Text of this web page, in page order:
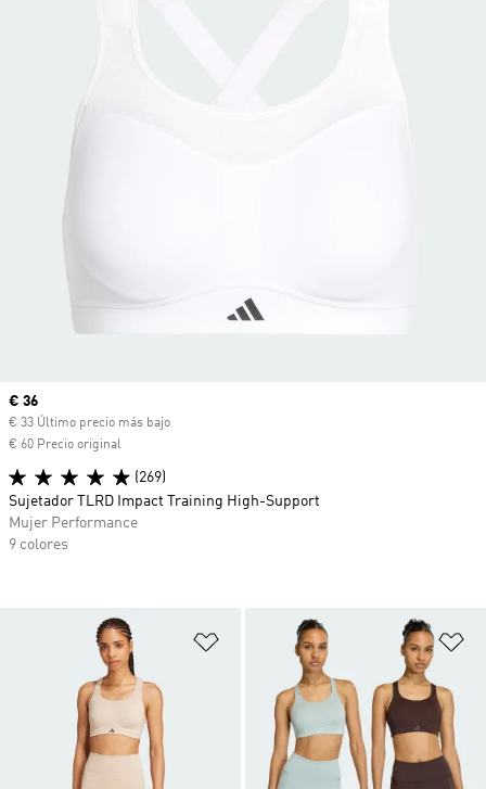
Añadir a la lista de deseos
Precio actual
€ 36
€ 33 Último precio más bajo
€ 60 Precio original
(269)
Sujetador TLRD Impact Training High-Support
Mujer Performance
9 colores